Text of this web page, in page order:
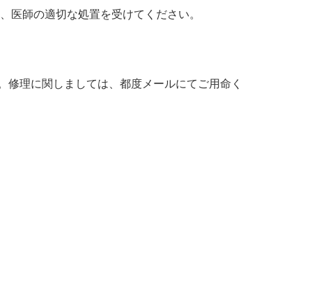
師の適切な処置を受けてください。
理に関しましては、都度メールにてご用命く